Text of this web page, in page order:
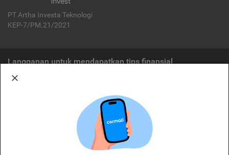
PT Artha Investa Teknologi
KEP-7/PM.21/2021
Langganan untuk mendapatkan tips finansial
Cermati merupakan penyelenggara agregasi jasa keuangan yang terdaftar di
OJK. Oleh karena itu, produk dan/atau layanan jasa keuangan yang
ditawarkan bukan merupakan produk dan/atau layanan jasa keuangan yang
diterbitkan oleh Cermati dan Cermati tidak bertanggung jawab atas tuntutan